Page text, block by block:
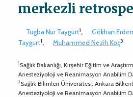
merkezli
Tugba Nur Taygurt1, Gökhan
Taygurt1, Muhammed Nezih Koç3
1Sağlık Bakanlığı, Kırşehir Eğitim ve
Anesteziyoloji ve Reanimasyon Anabilim
2Sağlık Bilimleri Üniversitesi, Ankara
Anesteziyoloji ve Reanimasyon Anabilim